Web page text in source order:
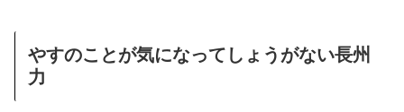
やすのことが気になってしょうがない長州
力